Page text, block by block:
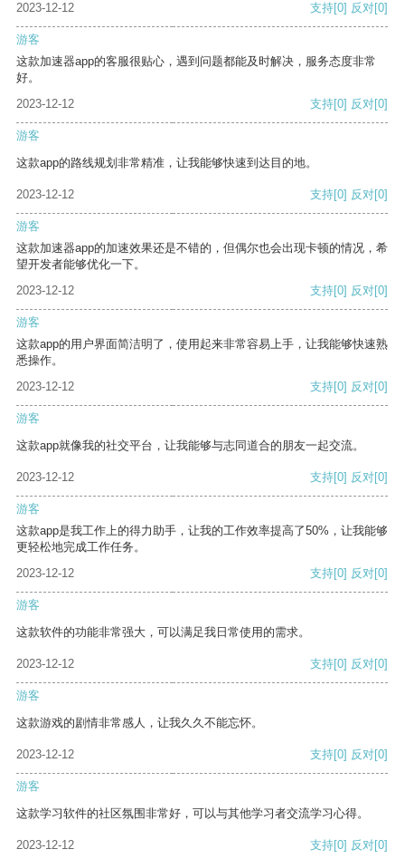
2023-12-12
支持[0] 反对[0]
游客
这款加速器app的客服很贴心，遇到问题都能及时解决，服务态度非常
好。
2023-12-12
支持[0] 反对[0]
游客
这款app的路线规划非常精准，让我能够快速到达目的地。
2023-12-12 支持[0] 反对[0]
游客
这款加速器app的加速效果还是不错的，但偶尔也会出现卡顿的情况，希
望开发者能够优化一下。
2023-12-12
支持[0] 反对[0]
游客
这款app的用户界面简洁明了，使用起来非常容易上手，让我能够快速熟
悉操作。
2023-12-12
支持[0] 反对[0]
游客
这款app就像我的社交平台，让我能够与志同道合的朋友一起交流。
2023-12-12 支持[0] 反对[0]
游客
这款app是我工作上的得力助手，让我的工作效率提高了50%，让我能够
更轻松地完成工作任务。
2023-12-12
支持[0] 反对[0]
游客
这款软件的功能非常强大，可以满足我日常使用的需求。
2023-12-12 支持[0] 反对[0]
游客
这款游戏的剧情非常感人，让我久久不能忘怀。
2023-12-12 支持[0] 反对[0]
游客
这款学习软件的社区氛围非常好，可以与其他学习者交流学习心得。
2023-12-12 支持[0] 反对[0]